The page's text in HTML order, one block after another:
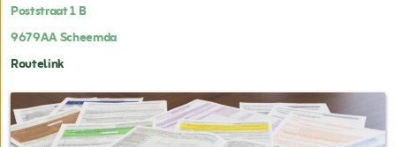
Poststraat 1 B
9679AAScheemda
Routelink